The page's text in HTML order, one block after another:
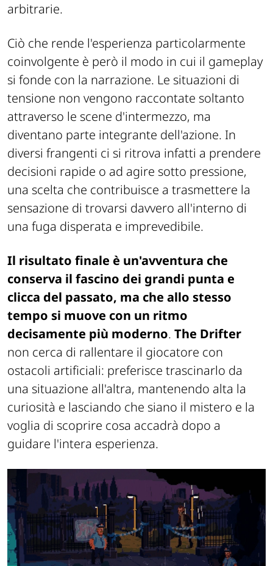
arbitrarie.
Ciò che rende l'esperienza particolarmente
coinvolgente è però il modo in cui il gameplay
si fonde con la narrazione. Le situazioni di
tensione non vengono raccontate soltanto
attraverso le scene d'intermezzo, ma
diventano parte integrante dell'azione. In
diversi frangenti ci si ritrova infatti a prendere
decisioni rapide o ad agire sotto pressione,
una scelta che contribuisce a trasmettere la
sensazione di trovarsi davvero all'interno di
una fuga disperata e imprevedibile.
Il risultato finale è un'avventura che
conserva il fascino dei grandi punta e
clicca del passato, ma che allo stesso
tempo si muove con un ritmo
decisamente più moderno. The Drifter
non cerca di rallentare il giocatore con
ostacoli artificiali: preferisce trascinarlo da
una situazione all'altra, mantenendo alta la
curiosità e lasciando che siano il mistero e la
voglia di scoprire cosa accadrà dopo a
guidare l'intera esperienza.